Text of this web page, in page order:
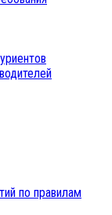
по правилам